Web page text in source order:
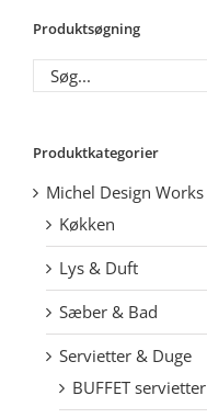
Produktsøgning
Produktkategorier
Michel Design Works
Køkken
Lys & Duft
Sæber & Bad
Servietter & Duge
BUFFET servietter